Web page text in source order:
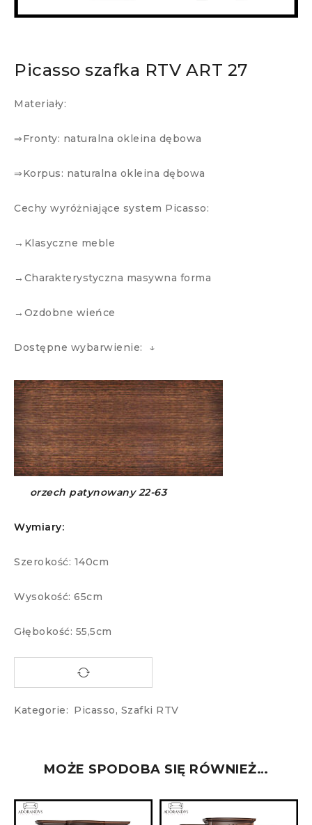
Picasso szafka RTV ART 27
Materiały:
⇒Fronty: naturalna okleina dębowa
⇒Korpus: naturalna okleina dębowa
Cechy wyróżniające system Picasso:
→Klasyczne meble
→Charakterystyczna masywna forma
→Ozdobne wieńce
Dostępne wybarwienie: ↓
orzech patynowany 22-63
Wymiary:
Szerokość: 140cm
Wysokość: 65cm
Głębokość: 55,5cm
Kategorie: Picasso, Szafki RTV
MOŻE SPODOBA SIĘ RÓWNIEŻ…